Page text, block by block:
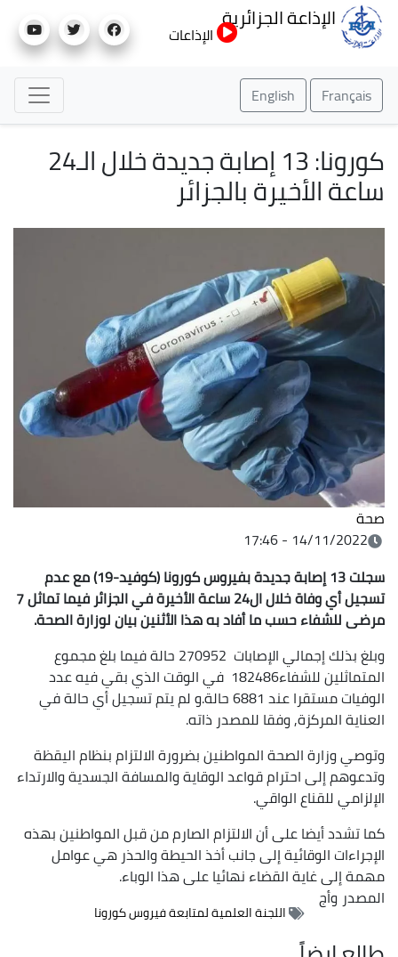
إلى
الإذاعة الجزائرية
الإذاعات
Français
English
كورونا: 13 إصابة جديدة خلال الـ24
ساعة الأخيرة بالجزائر
صحة
14/11/2022 - 17:46
سجلت 13 إصابة جديدة بفيروس كورونا (كوفيد-19) مع عدم
تسجيل أي وفاة خلال ال24 ساعة الأخيرة في الجزائر فيما تماثل 7
مرضى للشفاء حسب ما أفاد به هذا الأثنين بيان لوزارة الصحة.
وبلغ بذلك إجمالي الإصابات 270952 حالة فيما بلغ مجموع
المتماثلين للشفاء182486 في الوقت الذي بقي فيه عدد
الوفيات مستقرا عند 6881 حالة.و لم يتم تسجيل أي حالة في
العناية المركزة, وفقا للمصدر ذاته.
وتوصي وزارة الصحة المواطنين بضرورة الالتزام بنظام اليقظة
وتدعوهم إلى احترام قواعد الوقاية والمسافة الجسدية والارتداء
الإلزامي للقناع الواقي.
كما تشدد أيضا على أن الالتزام الصارم من قبل المواطنين بهذه
الإجراءات الوقائية إلى جانب أخذ الحيطة والحذر هي عوامل
مهمة إلى غاية القضاء نهائيا على هذا الوباء.
المصدروأج
اللجنة العلمية لمتابعة فيروس كورونا